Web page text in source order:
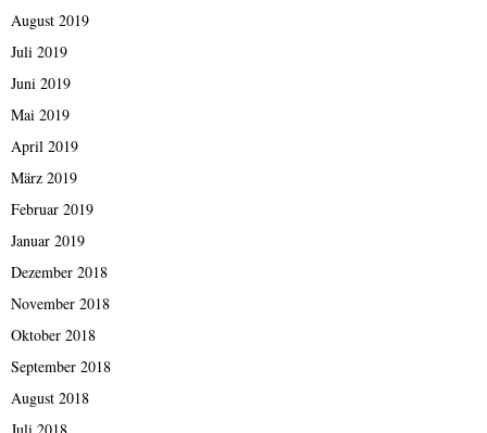
August 2019
Juli 2019
Juni 2019
Mai 2019
April 2019
März 2019
Februar 2019
Januar 2019
Dezember 2018
November 2018
Oktober 2018
September 2018
August 2018
Juli 2018